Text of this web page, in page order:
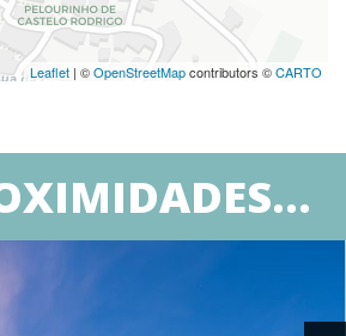
Leaflet | ©OpenStreetMapcontributors ©CARTO